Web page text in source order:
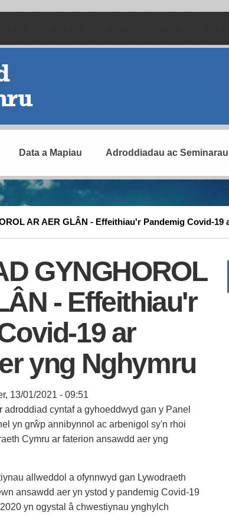
Data a Mapiau Adroddiadau ac Seminarau
AR AER GLÂN - Effeithiau'r Pandemig Covid-
GYNGHOROL
- Effeithiau'r
19 ar
yng Nghymru
13/01/2021 - 09:51
cyntaf a gyhoeddwyd gan y Panel
yn grŵp annibynnol ac arbenigol sy'n rhoi
Cymru ar faterion ansawdd aer yng
allweddol a ofynnwyd gan Lywodraeth
ansawdd aer yn ystod y pandemig Covid-19
yn ogystal â chwestiynau ynghylch